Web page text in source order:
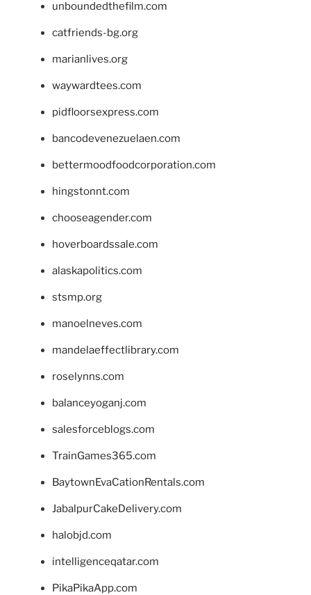
unboundedthefilm.com
catfriends-bg.org
marianlives.org
waywardtees.com
pidfloorsexpress.com
bancodevenezuelaen.com
bettermoodfoodcorporation.com
hingstonnt.com
chooseagender.com
hoverboardssale.com
alaskapolitics.com
stsmp.org
manoelneves.com
mandelaeffectlibrary.com
roselynns.com
balanceyoganj.com
salesforceblogs.com
TrainGames365.com
BaytownEvaCationRentals.com
JabalpurCakeDelivery.com
halobjd.com
intelligenceqatar.com
PikaPikaApp.com